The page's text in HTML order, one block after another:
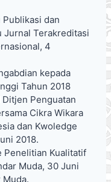
dan
Jurnal Terakreditasi
4
kepada
Tahun 2018
Ditjen Penguatan
Cikra Wikara
dan Kwoledge
2018.
Penelitian Kualitatif
Muda, 30 Juni